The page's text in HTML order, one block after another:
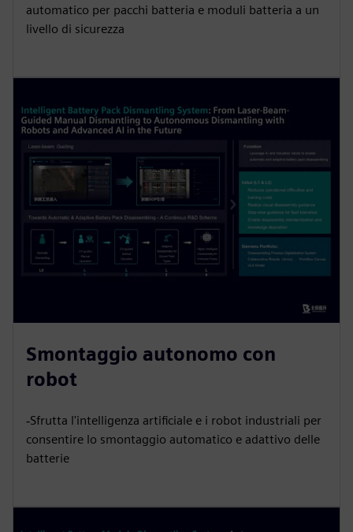
automatico per pacchi batteria e moduli batteria a un
livello di sicurezza
Smontaggio autonomo con
robot
‐Sfrutta l'intelligenza artificiale e i robot industriali per
consentire lo smontaggio automatico e adattivo delle
batterie